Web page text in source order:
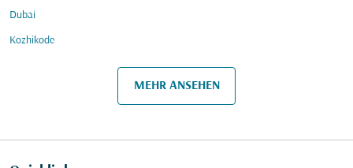
Dubai
Kozhikode
MEHR ANSEHEN